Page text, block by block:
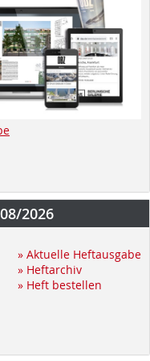
2026
» Aktuelle Heftausgabe
» Heftarchiv
» Heft bestellen